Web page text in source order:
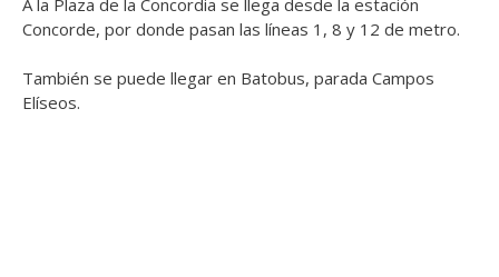
Concorde, por donde pasan las líneas 1, 8 y 12 de metro.
También se puede llegar en Batobus, parada Campos
Elíseos.